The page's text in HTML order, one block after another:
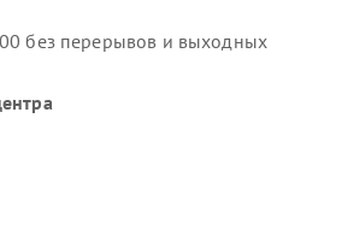
без перерывов и выходных